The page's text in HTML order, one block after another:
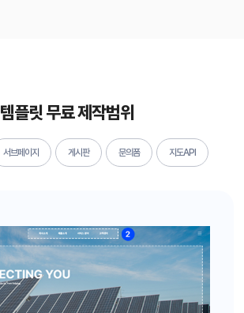
템플릿 무료 제작범위
서브페이지 게시판 문의폼 지도API